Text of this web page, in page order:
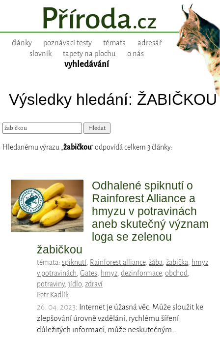
články poznávací testy témata
adresář
slovník
tapety na plochu o nás
vyhledávání
Výsledky hledání: ŽABIČKOU
Hledanému výrazu „žabičkou“ odpovídá celkem 3 články:
Odhalené spiknutí o
Rainforest Alliance a
hmyzu v potravinách
aneb skutečný význam
loga se zelenou
žabičkou
témata:spiknutí, Rainforest alliance,žába,žabička, hmyz
v potravinách,Gates, hmyz,dezinformace,obchod,
potraviny,jídlo,zdraví
Petr Kadlík
26. 04. 2023: Internet je úžasná věc. Může sloužit ke
zlepšování úrovně vzdělání, rychlému šíření
důležitých informací, může neskutečným…